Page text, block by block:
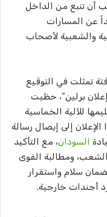
أن تنبع من الداخل
عن المسارات
والشعبية لأصحاب
تمثلت في التوقيع
برلين”، حظيت
للآلية الخماسية
إلى إيصال رسالة
السودان، مع التأكيد
ومطالبة القوى
سلام واستقرار
أجندات خارجية.